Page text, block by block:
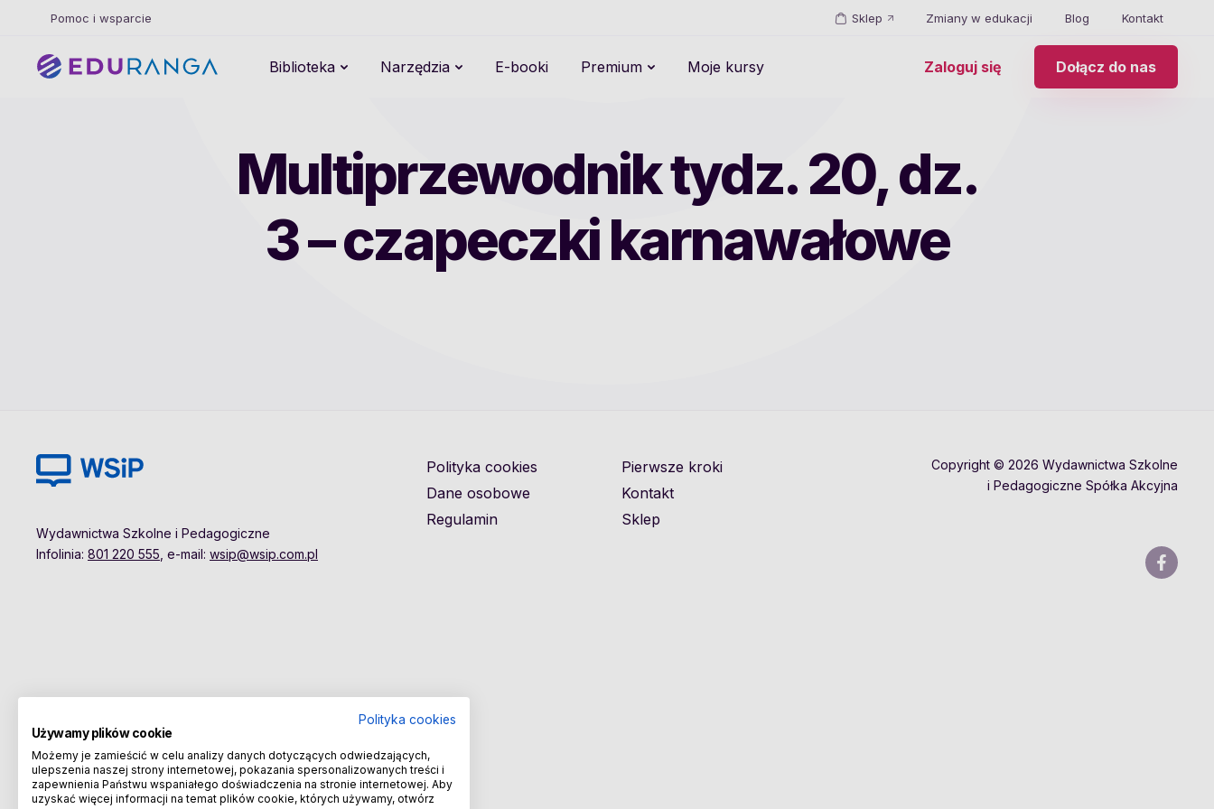
Pomoc i wsparcie Sklep Zmiany w edukacji Blog Kontakt
Biblioteka Narzędzia E-booki Premium Moje kursy Zaloguj się Dołącz do nas
Multiprzewodnik tydz. 20, dz.
3 – czapeczki karnawałowe
Wydawnictwa Szkolne i Pedagogiczne
Infolinia: 801 220 555 , e-mail: wsip@wsip.com.pl
Polityka cookies
Dane osobowe
Regulamin
Pierwsze kroki
Kontakt
Sklep
Copyright © 2026 Wydawnictwa Szkolne
i Pedagogiczne Spółka Akcyjna
Polityka cookies
Używamy plików cookie
Możemy je zamieścić w celu analizy danych dotyczących odwiedzających,
ulepszenia naszej strony internetowej, pokazania spersonalizowanych treści i
zapewnienia Państwu wspaniałego doświadczenia na stronie internetowej. Aby
uzyskać więcej informacji na temat plików cookie, których używamy, otwórz